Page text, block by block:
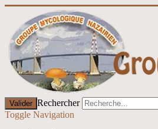
Valider Rechercher
Toggle Navigation